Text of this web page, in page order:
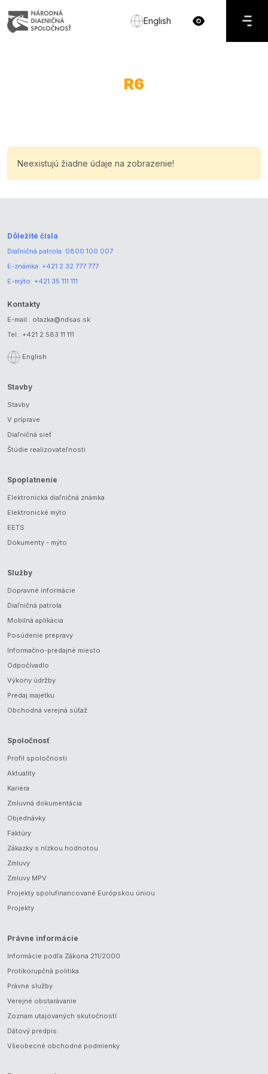
English
R6
Neexistujú žiadne údaje na zobrazenie!
Dôležité čísla
Diaľničná patrola: 0800 100 007
E-známka: +421 2 32 777 777
E-mýto: +421 35 111 111
Kontakty
E-mail.: otazka@ndsas.sk
Tel.: +421 2 583 11 111
English
Stavby
Stavby
V príprave
Diaľničná sieť
Štúdie realizovateľnosti
Spoplatnenie
Elektronická diaľničná známka
Elektronické mýto
EETS
Dokumenty - mýto
Služby
Dopravné informácie
Diaľničná patrola
Mobilná aplikácia
Posúdenie prepravy
Informačno-predajné miesto
Odpočívadlo
Výkony údržby
Predaj majetku
Obchodná verejná súťaž
Spoločnosť
Profil spoločnosti
Aktuality
Kariéra
Zmluvná dokumentácia
Objednávky
Faktúry
Zákazky s nízkou hodnotou
Zmluvy
Zmluvy MPV
Projekty spolufinancované Európskou úniou
Projekty
Právne informácie
Informácie podľa Zákona 211/2000
Protikorupčná politika
Právne služby
Verejné obstarávanie
Zoznam utajovaných skutočností
Dátový predpis
Všeobecné obchodné podmienky